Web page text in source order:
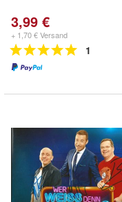
3,99 €
+ 1,70 € Versand
1